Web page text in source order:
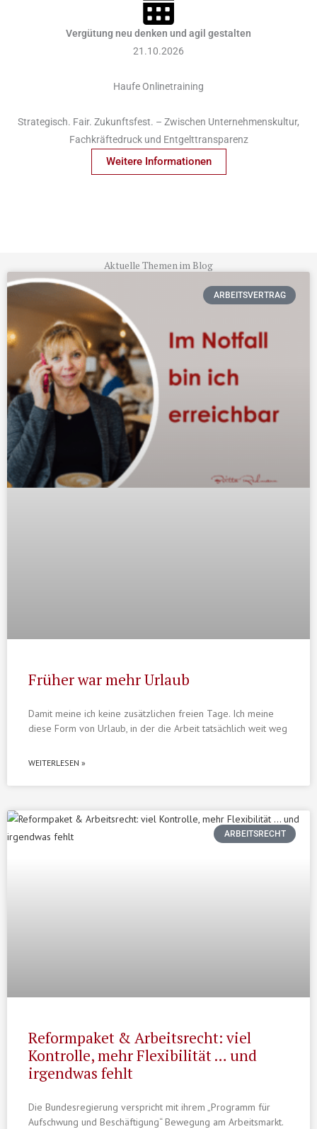
Vergütung neu denken und agil gestalten
21.10.2026
Haufe Onlinetraining
Strategisch. Fair. Zukunftsfest. – Zwischen Unternehmenskultur,
Fachkräftedruck und Entgelttransparenz
Weitere Informationen
Aktuelle Themen im Blog
ARBEITSVERTRAG
Früher war mehr Urlaub
Damit meine ich keine zusätzlichen freien Tage. Ich meine
diese Form von Urlaub, in der die Arbeit tatsächlich weit weg
WEITERLESEN »
ARBEITSRECHT
Reformpaket & Arbeitsrecht: viel
Kontrolle, mehr Flexibilität … und
irgendwas fehlt
Die Bundesregierung verspricht mit ihrem „Programm für
Aufschwung und Beschäftigung“ Bewegung am Arbeitsmarkt.